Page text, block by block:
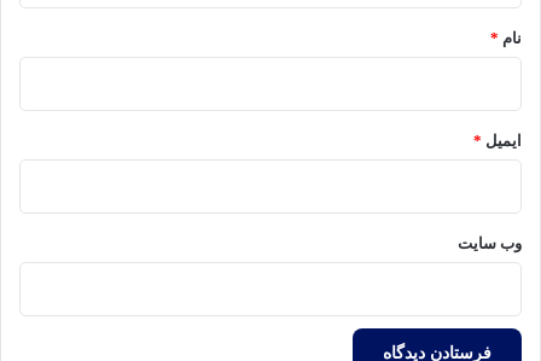
نام *
ایمیل *
وب‌ سایت